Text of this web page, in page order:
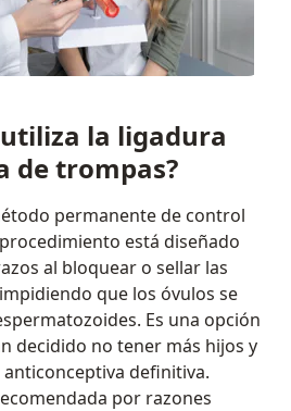
la ligadura
de trompas?
permanente de control
está diseñado
al bloquear o sellar las
que los óvulos se
Es una opción
decidido no tener más hijos y
definitiva.
por razones